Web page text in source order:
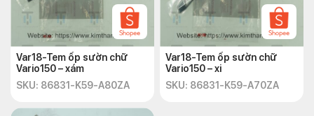
Var18-Tem ốp sườn chữ
Vario150 – xám
SKU: 86831-K59-A80ZA
Var18-Tem ốp sườn chữ
Vario150 – xi
SKU: 86831-K59-A70ZA